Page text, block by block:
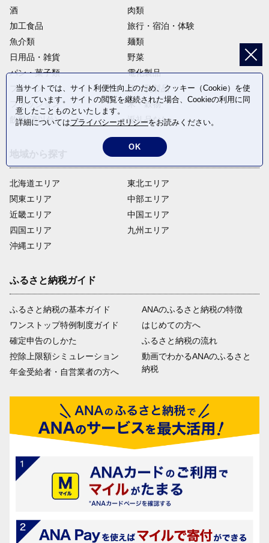
酒
肉類
加工食品
旅行・宿泊・体験
魚介類
麺類
日用品・雑貨
野菜
パン・菓子類
電化製品
フルーツ
卵・乳製品
ファッション
米・穀物
飲料(酒以外)
返礼品なし
北海道エリア
関東エリア
近畿エリア
四国エリア
沖縄エリア
東北エリア
中部エリア
中国エリア
九州エリア
ふるさと納税ガイド
ふるさと納税の基本ガイド
ワンストップ特例制度ガイド
確定申告のしかた
控除上限額シミュレーション
年金受給者・自営業者の方へ
ANAのふるさと納税の特徴
はじめての方へ
ふるさと納税の流れ
動画でわかるANAのふるさと
納税
当サイトでは、サイト利便性向上のため、クッキー（Cookie）を使
用しています。サイトの閲覧を継続された場合、Cookieの利用に同
意したことものといたします。
詳細についてはプライバシーポリシーをお読みください。
OK